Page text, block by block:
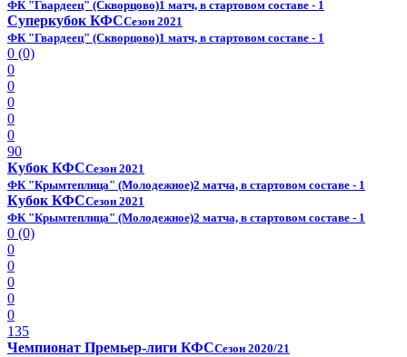
ФК "Гвардеец" (Скворцово)1 матч, в стартовом составе - 1
Суперкубок КФССезон 2021
ФК "Гвардеец" (Скворцово)1 матч, в стартовом составе - 1
0 (0)
0
0
0
0
0
90
Кубок КФССезон 2021
ФК "Крымтеплица" (Молодежное)2 матча, в стартовом составе - 1
Кубок КФССезон 2021
ФК "Крымтеплица" (Молодежное)2 матча, в стартовом составе - 1
0 (0)
0
0
0
0
0
135
Чемпионат Премьер-лиги КФССезон 2020/21